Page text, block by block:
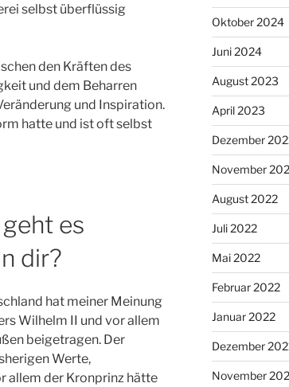
selbst überflüssig
den Kräften des
und dem Beharren
und Inspiration.
hatte und ist oft selbst
es
dir?
hat meiner Meinung
Wilhelm II und vor allem
beigetragen. Der
Werte,
allem der Kronprinz hätte
Oktober 2024
Juni 2024
August 2023
April 2023
Dezember
November
August 2022
Juli 2022
Mai 2022
Februar 2022
Januar 2022
Dezember
November